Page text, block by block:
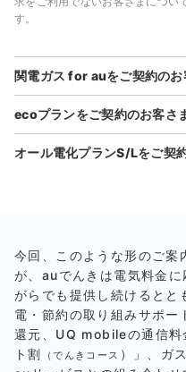
す。
関電ガス for auをご契約のお
ecoプランをご契約のお客さ
オール電化プランS/Lをご契
今回、このような形のご案
が、auでんきは電気料金
がらでも提供し続けるとと
電・節約の取り組みサポー
還元、UQ mobileの通信料
ト割
（でんきコース ）」、ガ